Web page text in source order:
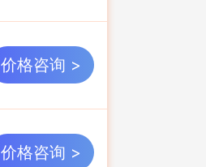
价格咨询 >
价格咨询 >